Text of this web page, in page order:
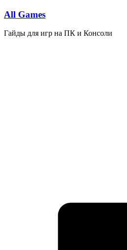
Перейти
содержимому
All Games
Гайды для игр на ПК и Консоли